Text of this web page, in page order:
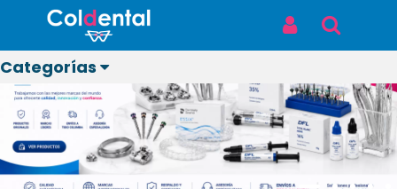
Categorías
Ver todos